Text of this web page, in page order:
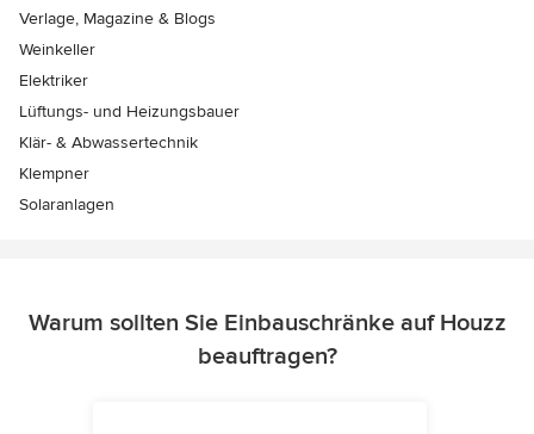
Verlage, Magazine & Blogs
Weinkeller
Elektriker
Lüftungs- und Heizungsbauer
Klär- & Abwassertechnik
Klempner
Solaranlagen
Warum sollten Sie Einbauschränke auf Houzz
beauftragen?